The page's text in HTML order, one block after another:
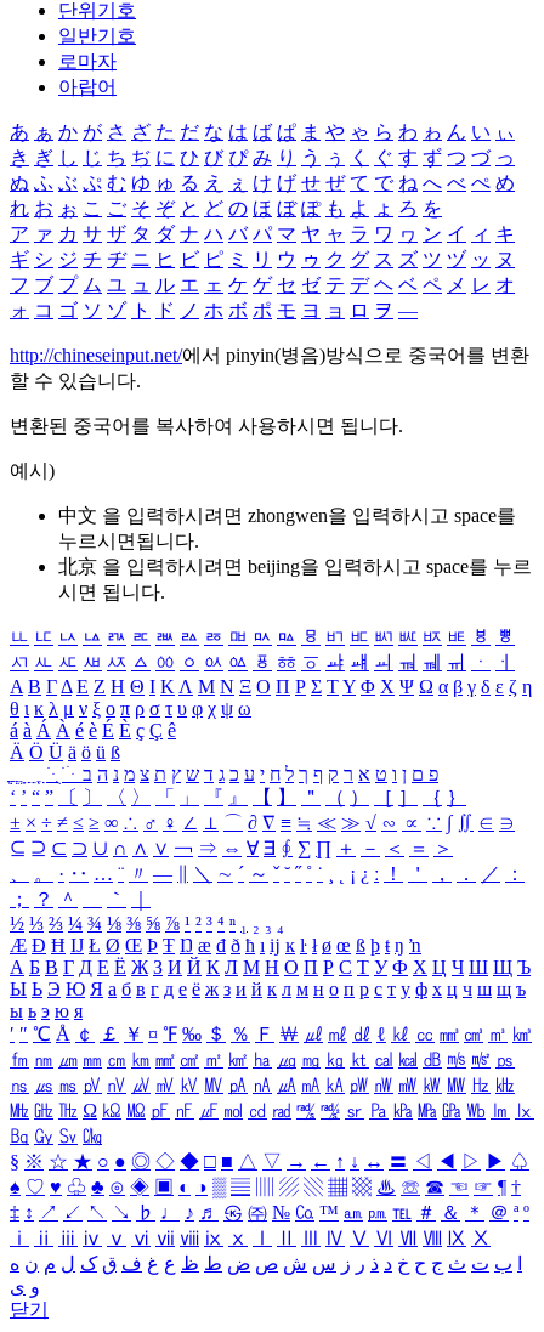
단위기호
일반기호
로마자
아랍어
あ ぁ か が さ ざ た だ な は ば ぱ ま や ゃ ら わ ゎ ん い ぃ
き ぎ し じ ち ぢ に ひ び ぴ み り う ぅ く ぐ す ず つ づ っ
ぬ ふ ぶ ぷ む ゆ ゅ る え ぇ け げ せ ぜ て で ね へ べ ぺ め
れ お ぉ こ ご そ ぞ と ど の ほ ぼ ぽ も よ ょ ろ を
ア ァ カ サ ザ タ ダ ナ ハ バ パ マ ヤ ャ ラ ワ ヮ ン イ ィ キ
ギ シ ジ チ ヂ ニ ヒ ビ ピ ミ リ ウ ゥ ク グ ス ズ ツ ヅ ッ ヌ
フ ブ プ ム ユ ュ ル エ ェ ケ ゲ セ ゼ テ デ ヘ ベ ペ メ レ オ
ォ コ ゴ ソ ゾ ト ド ノ ホ ボ ポ モ ヨ ョ ロ ヲ ―
http://chineseinput.net/에서 pinyin(병음)방식으로 중국어를 변환
할 수 있습니다.
변환된 중국어를 복사하여 사용하시면 됩니다.
예시)
中文 을 입력하시려면 zhongwen을 입력하시고 space를
누르시면됩니다.
北京 을 입력하시려면 beijing을 입력하시고 space를 누르
시면 됩니다.
ㅥ ㅦ ㅧ ㅨ ㅩ ㅪ ㅫ ㅬ ㅭ ㅮ ㅯ ㅰ ㅱ ㅲ ㅳ ㅴ ㅵ ㅶ ㅷ ㅸ
ㅹ
ㅺ ㅻ ㅼ ㅽ ㅾ ㅿ ㆀ ㆁ ㆂ ㆃ ㆄ ㆅ ㆆ ㆇ ㆈ ㆉ ㆊ ㆋ ㆌ ㆍ
ㆎ
Α Β ΓΔ Ε Ζ Η Θ Ι ΚΛ Μ Ν Ξ Ο Π Ρ Σ ΤΥ Φ Χ Ψ Ω α β γ δ ε ζ η
θ ι κ λ μ ν ξ ο π ρ σ τ υ φ χ ψ ω
á à Á À é è É È ç Ç ê
Ä Ö Ü ä ö ü ß
ִֶֹ ֻּ ׁׂ פ ם ן ו ט א ר ק ף ך ל ח י ע כ ג ד ש ץ ת צ מ נ ה ב
‘ ’ “ ” 〔 〕 〈 〉 「 」 『 』 【 】 ＂ （ ） ［ ］ ｛ ｝
± × ÷ ≠ ≤ ≥ ∞ ∴ ♂ ♀ ∠ ⊥ ⌒ ∂ ∇ ≡ ≒ ≪ ≫ √ ∽ ∝ ∵ ∫ ∬ ∈ ∋
⊆ ⊇ ⊂ ⊃ ∪ ∩ ∧ ∨ ￢ ⇒ ⇔ ∀ ∃ ∮ ∑ ∏ ＋ － ＜ ＝
＞
、
。 · ‥ … ¨ 〃 ― ＼ ∼ ´ ～ ˇ ˘ ˝ ˚ ˙ ¸ ¡ ¿ ː ！ ＇ ， ． ／
：
；
？ ＾ ｀
½ ⅓ ⅔ ¼ ¾ ⅛ ⅜ ⅝ ⅞ ¹ ² ³ ⁴ ⁿ ₁ ₂ ₃ ₄
Æ Ð Ħ Ĳ Ł Ø Œ Þ Ŧ Ŋ æ đ ð ħ ı ĳ ĸ ŀ ł ø œ ß þ ŧ ŋ ŉ
А Б В Г Д Е Ё Ж З И Й К Л М Н О П Р С Т У Ф Х Ц Ч Ш Щ Ъ
Ы Ь Э Ю Я а б в г д е ё ж з и й к л м н о п р с т у ф х ц ч ш щ ъ
ы ь э ю я
′ ″ ℃ Å ￠ ￡ ￥ ¤ ℉ ‰ ＄ ％ Ｆ ￦ ㎕ ㎖ ㎗ ℓ ㎘ ㏄ ㎣ ㎤ ㎥ ㎦
㎙ ㎚ ㎛ ㎜ ㎝ ㎞ ㎟ ㎠ ㎡ ㎢ ㏊ ㎍ ㎎ ㎏ ㏏ ㎈ ㎉ ㏈ ㎧ ㎨ ㎰
㎱ ㎲ ㎳ ㎴ ㎵ ㎶ ㎷ ㎸ ㎹ ㎀ ㎁ ㎂ ㎃ ㎄ ㎺ ㎻ ㎽ ㎾ ㎿ ㎐ ㎑
㎒ ㎓ ㎔ Ω ㏀ ㏁ ㎊ ㎋ ㎌ ㏖ ㏅ ㎭ ㎮ ㎯ ㏛ ㎩ ㎪ ㎫ ㎬ ㏝ ㏐
㏓
㏃ ㏉ ㏜ ㏆
§ ※ ☆ ★ ○ ● ◎ ◇ ◆ □ ■ △ ▽ → ← ↑ ↓ ↔ 〓 ◁ ◀ ▷ ▶ ♤
♠ ♡ ♥ ♧ ♣ ⊙ ◈ ▣ ◐ ◑ ▒ ▤ ▨ ▧ ▦ ▩ ♨ ☏ ☎ ☜ ☞ ¶ †
‡ ↕ ↗ ↙ ↖ ↘ ♭ ♩ ♪ ♬ ㉿ ㈜ № ㏇ ™ ㏂ ㏘ ℡ ＃ ＆ ＊ ＠ ª º
ⅰ
ⅱ ⅲ ⅳ ⅴ ⅵ ⅶ ⅷ ⅸ ⅹ Ⅳ Ⅴ Ⅵ Ⅶ Ⅷ Ⅸ Ⅹ
ب ت ث ج ح خ د ذ ر ز س ش ص ض ط ظ ع غ ف ق ک ل م ن ه
و ی
닫기